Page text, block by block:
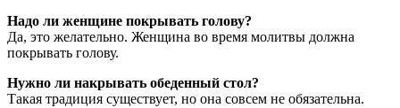
Надо ли женщине покрывать голову?
Да, это желательно. Женщина во время молитвы должна
покрывать голову.
Нужно ли накрывать обеденный стол?
Такая традиция существует, но она совсем не обязательна.